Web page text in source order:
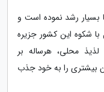
بسیار رشد نموده است و
شکوه این کشور جزیره
محلی، هرساله بر
بیشتری را به خود جذب